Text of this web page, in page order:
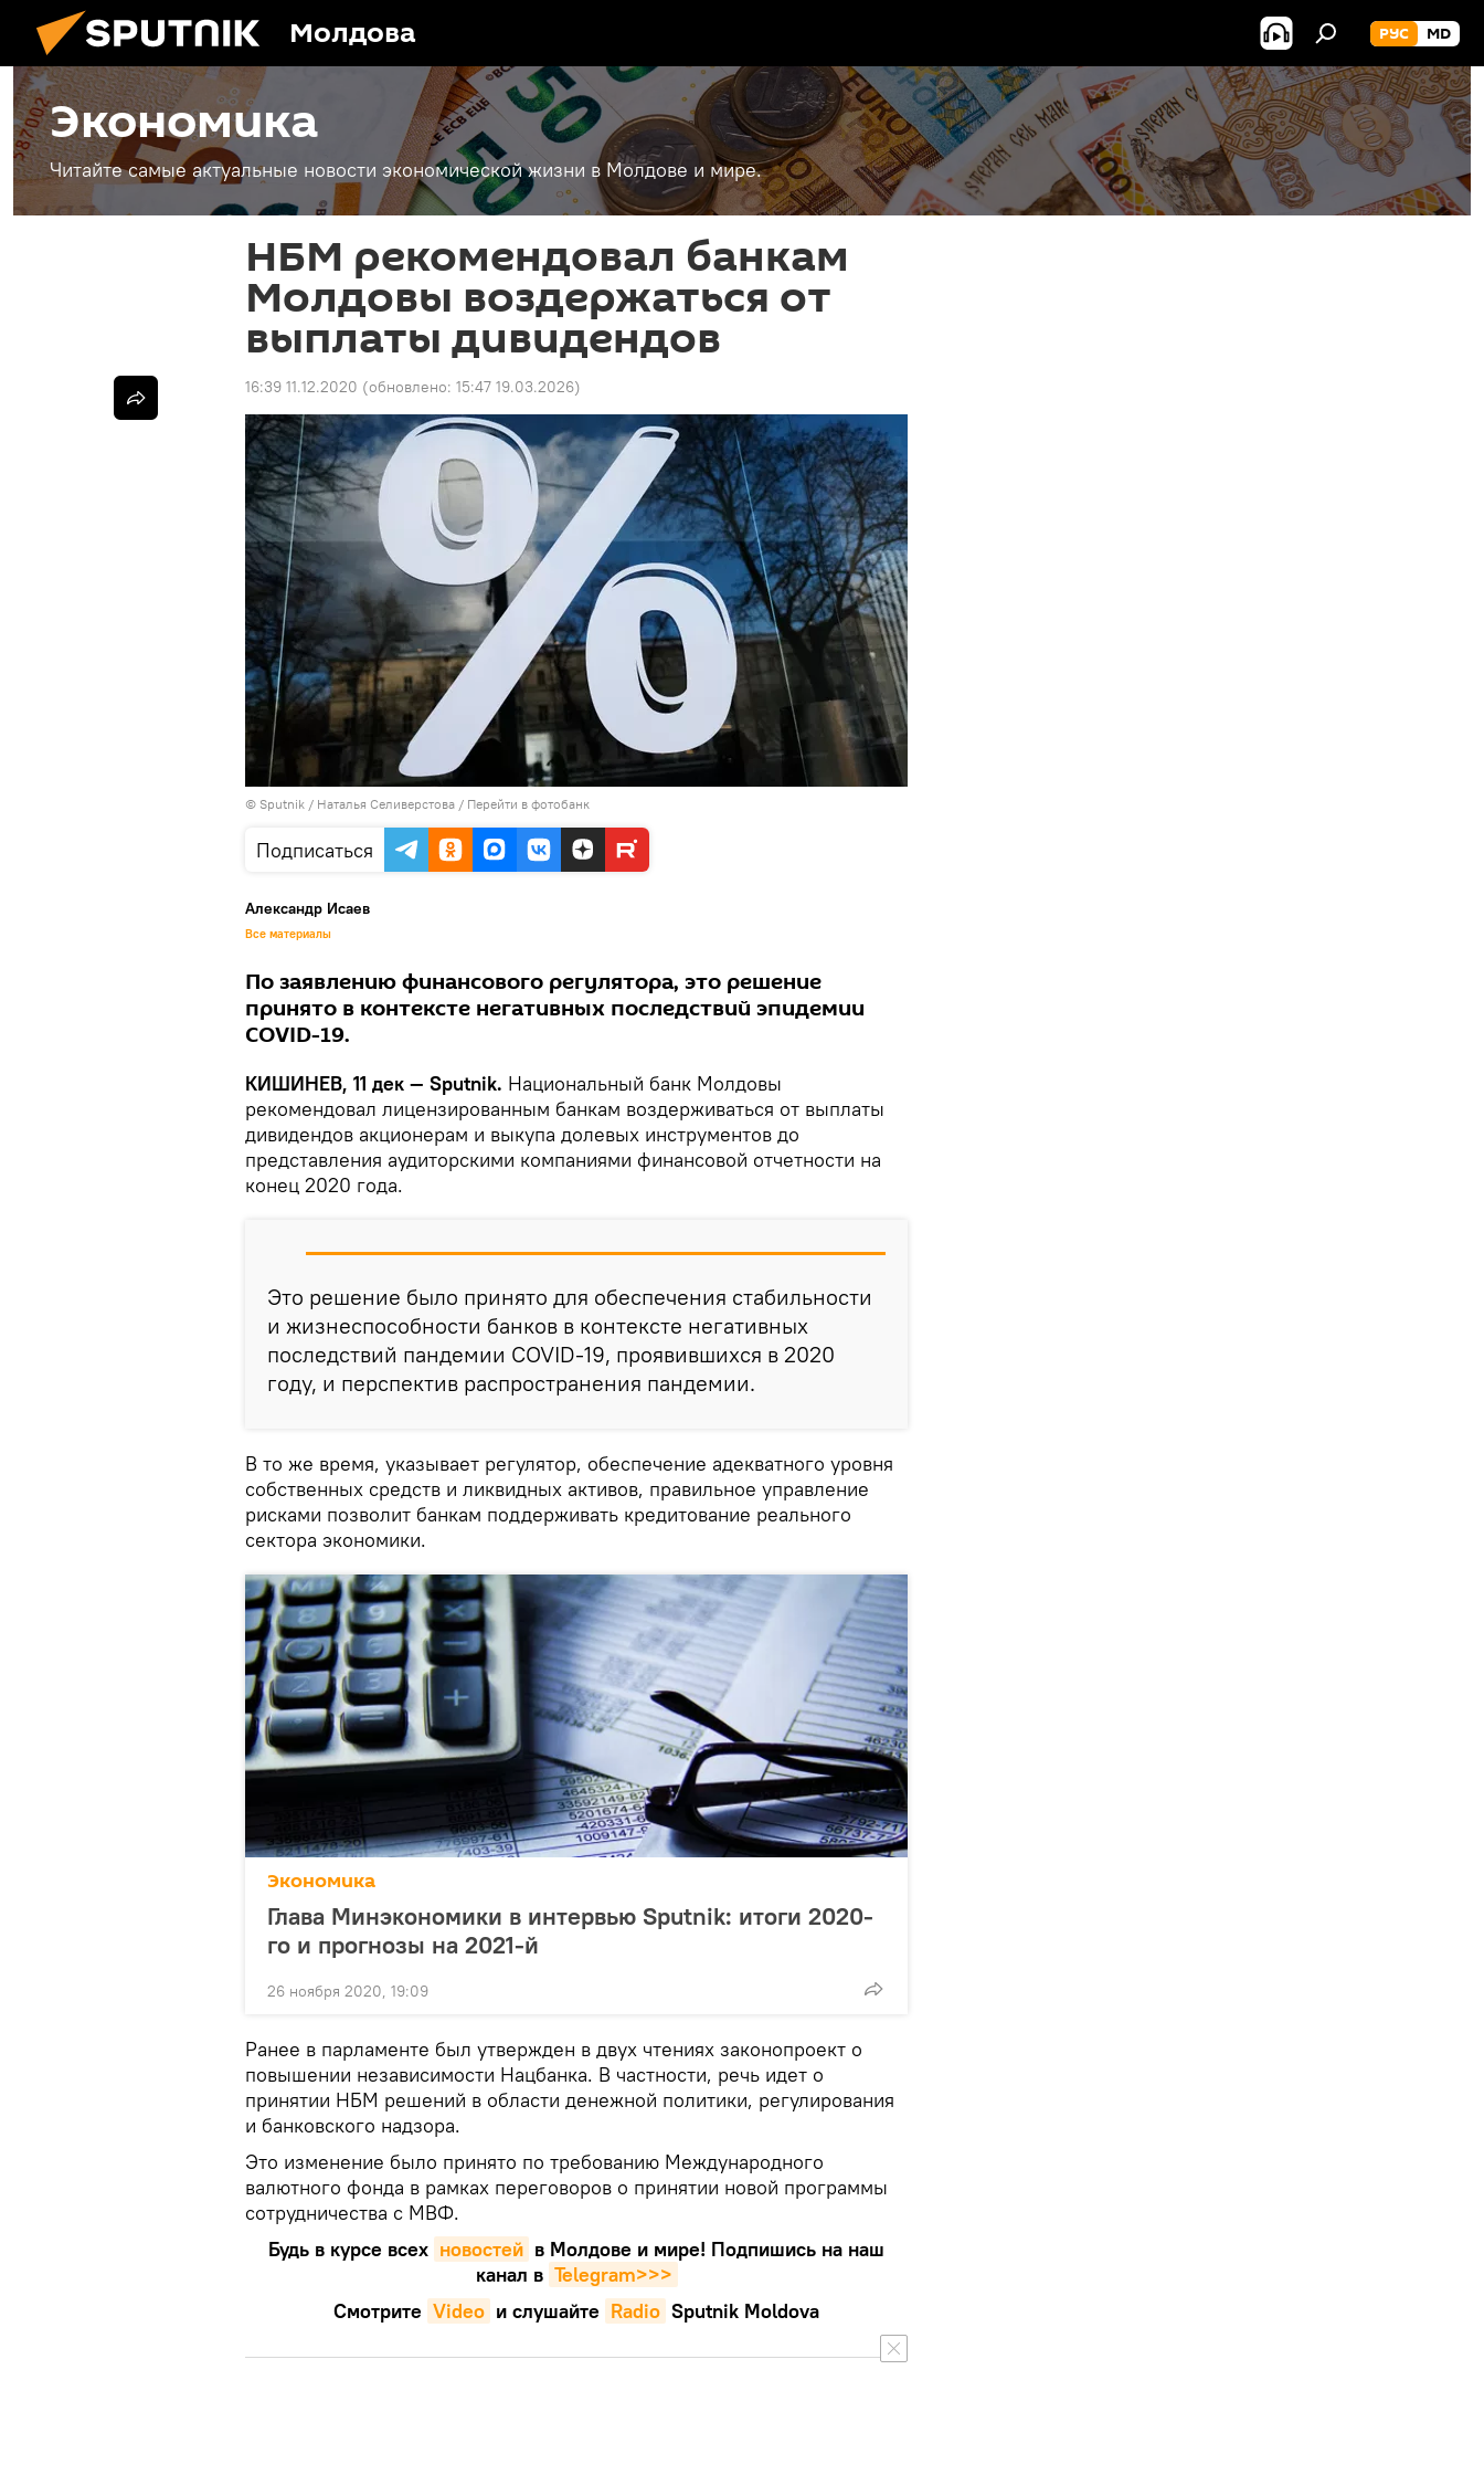
Молдова РУС MD
Экономика
Читайте самые актуальные новости экономической жизни в Молдове и мире.
НБМ рекомендовал банкам
Молдовы воздержаться от
выплаты дивидендов
16:39 11.12.2020 (обновлено: 15:47 19.03.2026)
© Sputnik / Наталья Селиверстова / Перейти в фотобанк
Подписаться
Александр Исаев
Все материалы
По заявлению финансового регулятора, это решение
принято в контексте негативных последствий эпидемии
COVID-19.
КИШИНЕВ, 11 дек — Sputnik. Национальный банк Молдовы
рекомендовал лицензированным банкам воздерживаться от выплаты
дивидендов акционерам и выкупа долевых инструментов до
представления аудиторскими компаниями финансовой отчетности на
конец 2020 года.
Это решение было принято для обеспечения стабильности
и жизнеспособности банков в контексте негативных
последствий пандемии COVID-19, проявившихся в 2020
году, и перспектив распространения пандемии.
В то же время, указывает регулятор, обеспечение адекватного уровня
собственных средств и ликвидных активов, правильное управление
рисками позволит банкам поддерживать кредитование реального
сектора экономики.
Экономика
Глава Минэкономики в интервью Sputnik: итоги 2020-
го и прогнозы на 2021-й
26 ноября 2020, 19:09
Ранее в парламенте был утвержден в двух чтениях законопроект о
повышении независимости Нацбанка. В частности, речь идет о
принятии НБМ решений в области денежной политики, регулирования
и банковского надзора.
Это изменение было принято по требованию Международного
валютного фонда в рамках переговоров о принятии новой программы
сотрудничества с МВФ.
Будь в курсе всех новостей в Молдове и мире! Подпишись на наш
канал в Telegram>>>
Смотрите Video и слушайте Radio Sputnik Moldova